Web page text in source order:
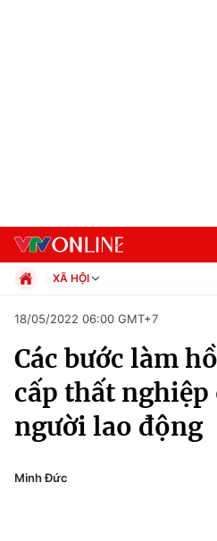
Chuyên mục
Chính trị
XÃ HỘI
Xã hội
Pháp luật
Kinh tế
Thể thao
Truyền hình
Văn hóa - Giải trí
18/05/2022 06:00 GMT+7
Các bước làm
cấp thất
người lao động
Minh Đức